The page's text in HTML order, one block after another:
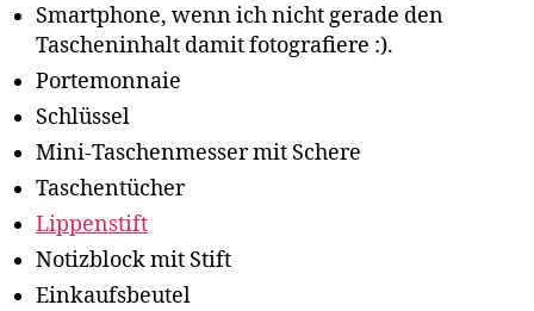
Smartphone, wenn ich nicht gerade den
Tascheninhalt damit fotografiere :).
Portemonnaie
Schlüssel
Mini-Taschenmesser mit Schere
Taschentücher
Lippenstift
Notizblock mit Stift
Einkaufsbeutel